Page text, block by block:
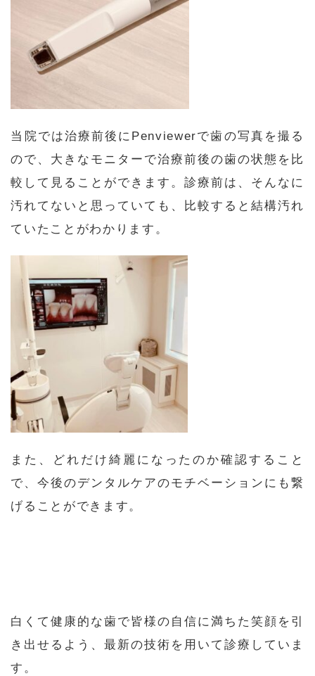
当院では治療前後にPenviewerで歯の写真を撮る
ので、大きなモニターで治療前後の歯の状態を比
較して見ることができます。診療前は、そんなに
汚れてないと思っていても、比較すると結構汚れ
ていたことがわかります。
また、どれだけ綺麗になったのか確認すること
で、今後のデンタルケアのモチベーションにも繋
げることができます。
白くて健康的な歯で皆様の自信に満ちた笑顔を引
き出せるよう、最新の技術を用いて診療していま
す。